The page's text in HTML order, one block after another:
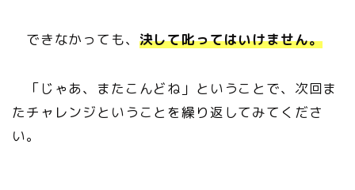
できなかっても、 決して叱ってはいけません。
「じゃあ、またこんどね」ということで、次回ま
たチャレンジということを繰り返してみてくださ
い。